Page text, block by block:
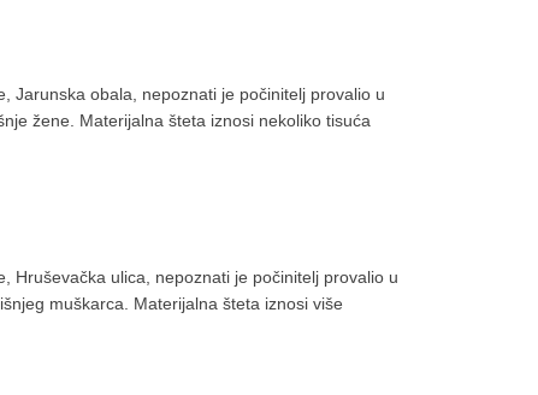
Jarunska obala, nepoznati je počinitelj provalio u
žene. Materijalna šteta iznosi nekoliko tisuća
Hruševačka ulica, nepoznati je počinitelj provalio u
muškarca. Materijalna šteta iznosi više